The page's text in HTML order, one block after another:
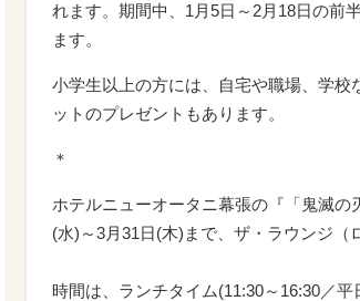
れます。期間中、1月5日～2月18日の前
ます。
小学生以上の方には、自宅や職場、学
ットのプレゼントもあります。
＊
ホテルニューオータニ幕張の『「鬼滅の
(水)～3月31日(木)まで、ザ・ラウンジ（
時間は、ランチタイム(11:30～16:30／